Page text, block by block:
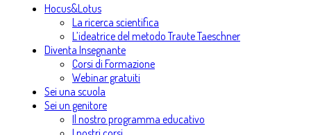
Hocus&Lotus
La ricerca scientifica
L’ideatrice del metodo Traute Taeschner
Diventa Insegnante
Corsi di Formazione
Webinar gratuiti
Sei una scuola
Sei un genitore
Il nostro programma educativo